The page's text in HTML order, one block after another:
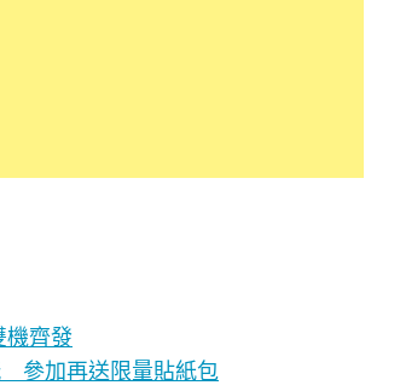
機齊發
參加再送限量貼紙包